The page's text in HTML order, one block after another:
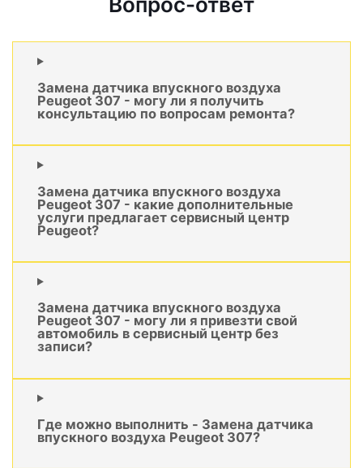
Замена датчика впускного воздуха
Peugeot 307 - могу ли я получить
консультацию по вопросам ремонта?
Замена датчика впускного воздуха
Peugeot 307 - какие дополнительные
услуги предлагает сервисный центр
Peugeot?
Замена датчика впускного воздуха
Peugeot 307 - могу ли я привезти свой
автомобиль в сервисный центр без
записи?
Где можно выполнить - Замена датчика
впускного воздуха Peugeot 307?